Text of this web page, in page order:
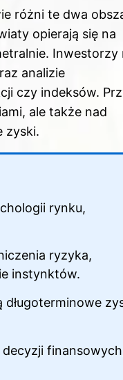
różni te dwa
opierają się na
Inwestorzy
analizie
czy indeksów.
ale także nad
zyski.
rynku,
ryzyka,
instynktów.